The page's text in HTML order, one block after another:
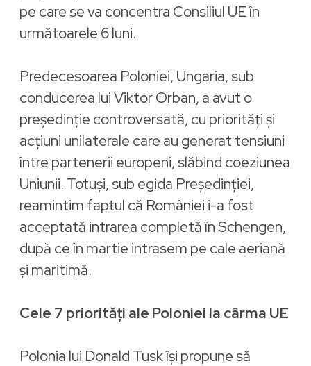
pe care se va concentra Consiliul UE în
următoarele 6 luni.
Predecesoarea Poloniei, Ungaria, sub
conducerea lui Viktor Orban, a avut o
președinție controversată, cu priorități și
acțiuni unilaterale care au generat tensiuni
între partenerii europeni, slăbind coeziunea
Uniunii. Totuși, sub egida Președinției,
reamintim faptul că României i-a fost
acceptată intrarea completă în Schengen,
după ce în martie intrasem pe cale aeriană
și maritimă.
Cele 7 priorități ale Poloniei la cârma UE
Polonia lui Donald Tusk își propune să